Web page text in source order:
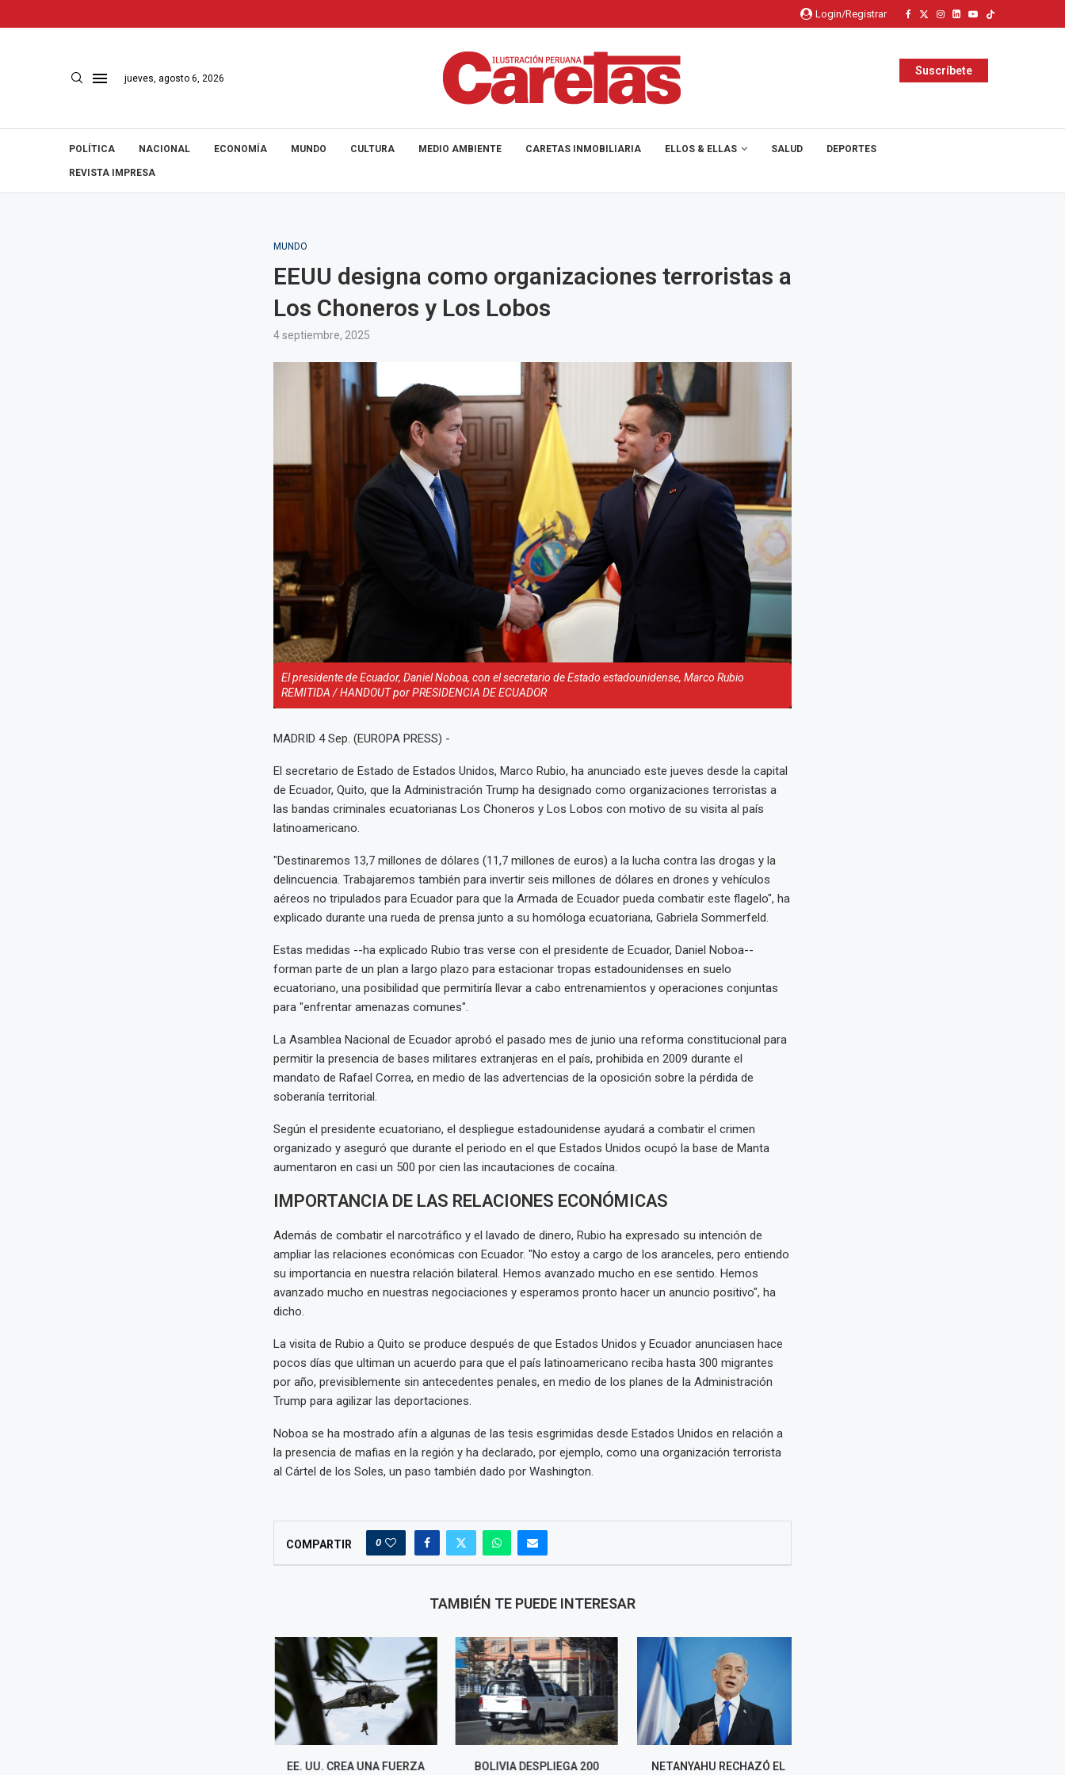
Login/Registrar
jueves, agosto 6, 2026
Suscríbete
POLÍTICA NACIONAL ECONOMÍA MUNDO CULTURA MEDIO AMBIENTE CARETAS INMOBILIARIA ELLOS & ELLAS SALUD DEPORTES
REVISTA IMPRESA
MUNDO
EEUU designa como organizaciones terroristas a
Los Choneros y Los Lobos
4 septiembre, 2025
El presidente de Ecuador, Daniel Noboa, con el secretario de Estado estadounidense, Marco Rubio
REMITIDA / HANDOUT por PRESIDENCIA DE ECUADOR
MADRID 4 Sep. (EUROPA PRESS) -
El secretario de Estado de Estados Unidos, Marco Rubio, ha anunciado este jueves desde la capital
de Ecuador, Quito, que la Administración Trump ha designado como organizaciones terroristas a
las bandas criminales ecuatorianas Los Choneros y Los Lobos con motivo de su visita al país
latinoamericano.
"Destinaremos 13,7 millones de dólares (11,7 millones de euros) a la lucha contra las drogas y la
delincuencia. Trabajaremos también para invertir seis millones de dólares en drones y vehículos
aéreos no tripulados para Ecuador para que la Armada de Ecuador pueda combatir este flagelo", ha
explicado durante una rueda de prensa junto a su homóloga ecuatoriana, Gabriela Sommerfeld.
Estas medidas --ha explicado Rubio tras verse con el presidente de Ecuador, Daniel Noboa--
forman parte de un plan a largo plazo para estacionar tropas estadounidenses en suelo
ecuatoriano, una posibilidad que permitiría llevar a cabo entrenamientos y operaciones conjuntas
para "enfrentar amenazas comunes".
La Asamblea Nacional de Ecuador aprobó el pasado mes de junio una reforma constitucional para
permitir la presencia de bases militares extranjeras en el país, prohibida en 2009 durante el
mandato de Rafael Correa, en medio de las advertencias de la oposición sobre la pérdida de
soberanía territorial.
Según el presidente ecuatoriano, el despliegue estadounidense ayudará a combatir el crimen
organizado y aseguró que durante el periodo en el que Estados Unidos ocupó la base de Manta
aumentaron en casi un 500 por cien las incautaciones de cocaína.
IMPORTANCIA DE LAS RELACIONES ECONÓMICAS
Además de combatir el narcotráfico y el lavado de dinero, Rubio ha expresado su intención de
ampliar las relaciones económicas con Ecuador. "No estoy a cargo de los aranceles, pero entiendo
su importancia en nuestra relación bilateral. Hemos avanzado mucho en ese sentido. Hemos
avanzado mucho en nuestras negociaciones y esperamos pronto hacer un anuncio positivo", ha
dicho.
La visita de Rubio a Quito se produce después de que Estados Unidos y Ecuador anunciasen hace
pocos días que ultiman un acuerdo para que el país latinoamericano reciba hasta 300 migrantes
por año, previsiblemente sin antecedentes penales, en medio de los planes de la Administración
Trump para agilizar las deportaciones.
Noboa se ha mostrado afín a algunas de las tesis esgrimidas desde Estados Unidos en relación a
la presencia de mafias en la región y ha declarado, por ejemplo, como una organización terrorista
al Cártel de los Soles, un paso también dado por Washington.
COMPARTIR 0
TAMBIÉN TE PUEDE INTERESAR
EE. UU. CREA UNA FUERZA
BOLIVIA DESPLIEGA 200
NETANYAHU RECHAZÓ EL